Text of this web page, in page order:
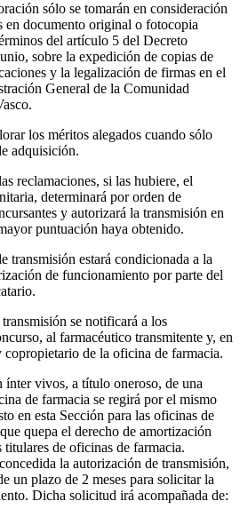
sólo se tomarán en consideración
en documento original o fotocopia
del artículo 5 del Decreto
sobre la expedición de copias de
y la legalización de firmas en el
General de la Comunidad
los méritos alegados cuando sólo
adquisición.
reclamaciones, si las hubiere, el
determinará por orden de
y autorizará la transmisión en
puntuación haya obtenido.
transmisión estará condicionada a la
de funcionamiento por parte del
se notificará a los
al farmacéutico transmitente y, en
copropietario de la oficina de farmacia.
ínter vivos, a título oneroso, de una
de farmacia se regirá por el mismo
en esta Sección para las oficinas de
quepa el derecho de amortización
de oficinas de farmacia.
la autorización de transmisión,
un plazo de 2 meses para solicitar la
Dicha solicitud irá acompañada de: